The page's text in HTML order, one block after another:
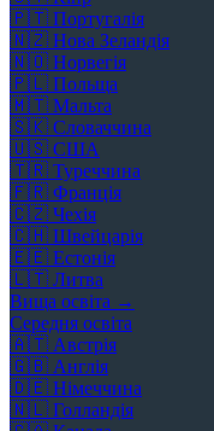
🇵🇹 Португалія
🇳🇿 Нова Зеландія
🇳🇴 Норвегія
🇵🇱 Польща
🇲🇹 Мальта
🇸🇰 Словаччина
🇺🇸 США
🇹🇷 Туреччина
🇫🇷 Франція
🇨🇿 Чехія
🇨🇭 Швейцарія
🇪🇪 Естонія
🇱🇹 Литва
Вища освіта →
Середня освіта
🇦🇹 Австрія
🇬🇧 Англія
🇩🇪 Німеччина
🇳🇱 Голландія